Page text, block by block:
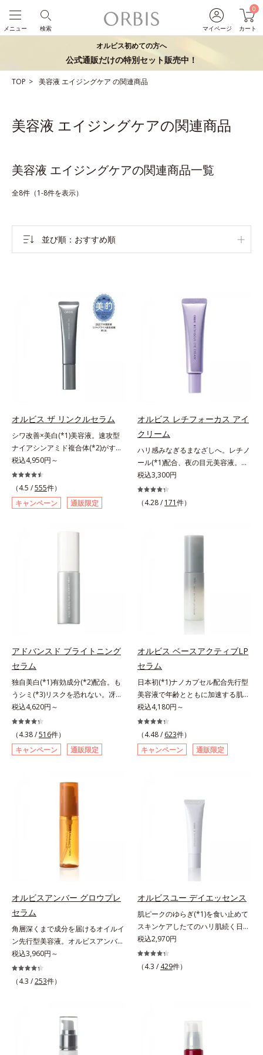
マイページ
0
カート
検索
メニュー
オルビス初めての方へ
公式通販だけの特別セット販売中！
TOP 美容液 エイジングケア の関連商品
美容液 エイジングケアの関連商品
美容液 エイジングケアの関連商品一覧
全8件（1-8件を表示）
並び順 おすすめ順
オルビス ザ リンクルセラム
シワ改善×美白(*1)美容液。速攻型
ナイアシンアミド複合体(*2)がすば
やく浸透(*3)。ピンと、パッと。大
人の肌にハリ感を。シワ改善×美白
(*1)美容液。ポーラ化成 研究所の独
自研究で見出した、速攻型ナイアシ
ンアミド複合体(*2)と浸透サポート
有効成分「ナイアシンアミド」の浸
届けます。真皮のコラーゲン産生を
促進し、年齢とともに刻まれる深い
悩みのシワを改善しながら、過剰な
メラニン生成を防ぎ未来のシミ・ソ
バカスを予防します。さらに独自研
(*6)で大人肌にハリ感をプラス。す
るっと伸び広がるテクスチャー
で、"顔全体にご使用いただける設
計"。見えているシワはもちろん、
自分では気づきにくい死角のシワの
改善にも効果を発揮します。*1 メ
ラニンの生成を抑え、シミ・ソバカ
スを防ぐ*2 ナイアシンアミド（有
効成分）、水添大豆リン脂質、フィ
トステロール、水（基剤）、
素地、ホホバアルコール、トリステ
アリン酸デカグリセリル（基剤）*5
角層の範囲内における自社従来品処
方との比較*6 ドクダミエキス、シ
クロヘキサンジカルボン酸ビスエト
キシジグリコール（保湿）＜使用量
目安＞パール1粒程度＜ご使用ステ
ップ＞洗顔料 ⇒ 化粧水 ⇒ ザ リン
の使用回数＞通常サイズ：約90回
（1.5ヵ月程度）ラージサイズ：約
180回（3ヵ月程度）各商品の詳し
い情報は商品ページをご覧くださ
い。・BEAUTY夏祭りは、こちら
税込4,950円～
（4.5 /555件）
キャンペーン
通販限定
オルビス レチフォーカス アイ
クリーム
ハリ感みなぎるまなざしへ。レチノ
ール(*1)配合、夜の目元美容液。オ
ルビスの目元技術を結集し、ハリ感
みなぎるまなざしへ。レチノール
(*1)配合の目元美容液です。目元悩
(*2)の2種の成分が深いうるおいを
り、肌表面にピン！としたハリ感を
与え、さらに疑似セラミド(*3)が角
層の隙間に浸透(*4)。夜のスキンケ
アの最後にプラスすることで乾燥に
よる小ジワを目立たなくし、ハリ感
チノール配合＝保湿成分*2 パルミ
成分*3 ラウロイルグルタミン酸ジ
（フィトステリル/オクチルドデシ
ル）配合＝保湿成分*4 角層まで
税込3,300円
（4.28 / 171件）
アドバンスド ブライトニング
セラム
独自美白(*1)有効成分(*2)配合。も
うシミ(*3)リスクを恐れない。冴え
わたる透明美肌(*4)へ。先端肌科学
が導く、透明感あふれる輝き(*4)
へ。今の自分の肌も未来の肌もあき
らめない、自分史上最高の冴えわた
る透明美肌(*4)を目指すには、美肌
ミを予防するお手入れを続けること
ーラ・オルビスグループ独自の美白
(*1)有効成分「m-ピクセノール（デ
クスパンテノールW）」を配合。シ
ミの原因になると考えられる“メラ
ニンの塊”を居座らせない(*1)、粉砕
と排出サポート(*5)の2ステップで
カスを防ぎます。さらに、「アルテ
アネスレ(*6)」を配合し、うるおい
に満ちた自分本来の澄み渡るような
透明感を目指します。手に取った
時、なじませた時、後肌、と3段階
に変化するテクスチャーは、肌にす
ばやくなじみ、毎日の美白ケアを楽
しくする使いごこちを叶えました。
ールW*3 これからできるシミのこ
と*4 うるおいによる透明感のある
メラニンの塊を微細化すること*6
税込4,620円～
（4.38 /516件）
キャンペーン
通販限定
オルビス ベースアクティブLP
セラム
日本初(*1)ナノカプセル配合先行型
美容液で年齢とともに加速する肌悩
み(*2)にブレーキを。スキンケアの
打ち止め感に。年齢とともに加速す
る肌悩み(*2)にブレーキをかけ、化
粧水前の土台(*3)づくりで、うるお
いに満ち満ちた内側から弾むような
そんな大人の肌悩みにアプローチす
る先行型美容液です。日本初(*1)、
毛穴約1/1000ナノサイズの極小カ
プセルの表面は肌になじみやすい構
造(*4)。内包した美容成分(*5)の浸
透をサポートし、角層すみずみをう
るおいで満たします。さらに“うる
おいの通り道”を作って化粧水のな
じみ感をUP。化粧水前に使うこと
で、普段の化粧水の手ごたえをより
実感できる、しっとり整った肌状態
へ。化粧水前に2プッシュ使うだけ
で、うるおいのすき間にぐんぐん入
り込み、うるおいで満ち満ちたハリ
合わせが初（2023年4月 Mintel社デ
ータベースによる当社調べ）*2 う
税込4,180円～
（4.48 / 623件）
キャンペーン
通販限定
オルビスアンバー グロウプレ
セラム
角層深くまで成分を届けるオイルイ
ン先行型美容液。オルビスアンバー
は、いつも⾃然体で美しくありたい
と願う⼤⼈世代に寄り添うブランド
です。年齢印象研究に基づいた肌サ
手軽なお手入れで賢いケアを。ライ
フスタイルになじむ、若々しい印象
ビスアンバー グロウプレセラムオ
税込3,960円～
（4.3 /253件）
オルビスユー デイエッセンス
肌ピークのゆらぎ(*1)を食い止めて
スキンケアしたてのハリ肌続く日中
用美容液。起床直後にピークを迎
え、夕方から夜にかけて徐々にダウ
ンするハリのバイオリズムに着目し
して、うるおいをキープ。さらに紫
外線・近赤外線・大気汚染(*3)をカ
ットする成分を配合しており、外的
税込2,970円
（4.3 / 429件）